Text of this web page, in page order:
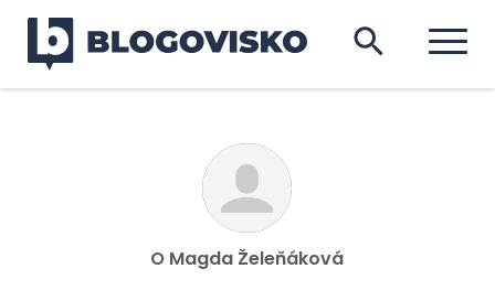
O Magda Želeňáková